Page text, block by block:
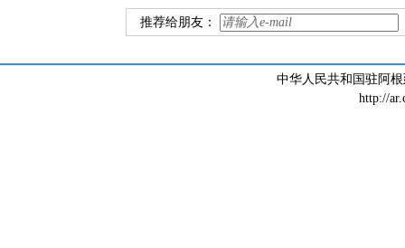
推荐给朋友：
中华人民共和国驻阿
http://